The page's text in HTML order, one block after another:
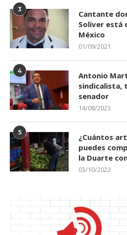
3
Cantante
Soliver está
México
01/09/2021
4
Antonio
sindicalista,
senador
14/08/2023
5
¿Cuántos
puedes
la Duarte
03/10/2022